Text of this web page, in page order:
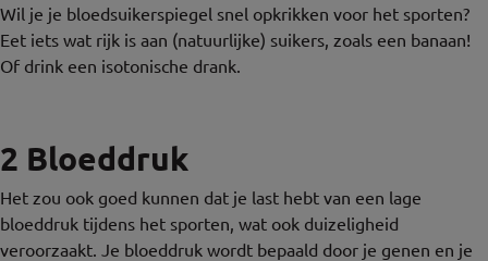
Wil je je bloedsuikerspiegel snel opkrikken voor het sporten?
Eet iets wat rijk is aan (natuurlijke) suikers, zoals een banaan!
Of drink een isotonische drank.
2 Bloeddruk
Het zou ook goed kunnen dat je last hebt van een lage
bloeddruk tijdens het sporten, wat ook duizeligheid
veroorzaakt. Je bloeddruk wordt bepaald door je genen en je